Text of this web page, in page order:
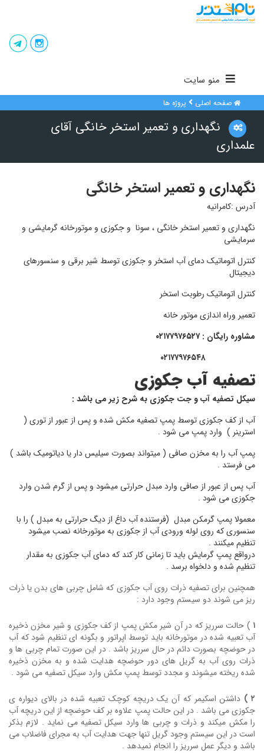
منو سایت
صفحه اصلی پروژه ها
نگهداری و تعمیر استخر خانگی آقای
علمداری
نگهداری و تعمیر استخر خانگی
آدرس :کامرانیه
نگهداری و تعمیر استخر خانگی ، سونا و جکوزی و موتورخانه گرمایشی و
سرمایشی
کنترل اتوماتیک دمای آب استخر و جکوزی توسط شیر برقی و سنسورهای
دیجیتال
کنترل اتوماتیک رطوبت استخر
تعمیر وراه اندازی موتور خانه
مشاوره رایگان : ۰۲۱۷۷۹۷۶۵۲۷
تصفیه آب جکوزی
سیکل تصفیه آب و جت جکوزی به شرح زیر می باشد :
آب از کف جکوزی توسط پمپ تصفیه مکش شده و پس از عبور از توری (
استرینر ) وارد پمپ می شود .
پمپ آب را به مخزن صافی ( میتواند بصورت سیلیس دار یا دیاتومیک باشد )
می فرستد .
آب پس از عبور از صافی وارد مبدل حرارتی میشود و پس از گرم شدن وارد
جکوزی می شود .
معمولا پمپ گرمکن مبدل (فرستنده آب داغ از دیگ حرارتی به مبدل ) را با
سنسوری که روی لوله ورودی آب از جکوزی به موتورخانه نصب میشود
تنظیم میکنند .
درواقع پمپ گرمایش باید تا زمانی کار کند که دمای آب جکوزی به مقدار
تنظیم شده و دلخواه برسد .
همچنین برای تصفیه ذرات روی آب جکوزی که شامل چربی های بدن یا ذرات
ریز می شوند دو سیستم وجود دارد :
۱ ) حالت سرریز که در آن شیر مکش پمپ از کف جکوزی و شیر مخزن ذخیره
آب تعبیه شده در موتورخانه باید توسط اپراتور و بگونه ای تنظیم شود که آب
در حوضچه بصورت دائم در حال سرریز باشد . در این صورت تمام چربی ها و
ذرات روی آب به گریل های دور حوضچه هدایت شده و به مخزن ذخیره
شده ریخته میشوند و مجدد توسط پمپ مکش وارد سیکل تصفیه می شود .
۲ )
داشتن اسکیمر که آن یک دریچه کوچک تعبیه شده در بالای دیواره ی
جکوزی می باشد . در این حالت پمپ علاوه بر کف حوضچه از این دریچه آب
را مکش میکند و ذرات و چربی ها وارد سیکل تصفیه می نماید . لازم بذکر
است در این سیستم وجود گریل تنها جهت هدایت آب به مجرای فاضلاب می
باشد و دیگر عمل سرریز را انجام نمیدهد .